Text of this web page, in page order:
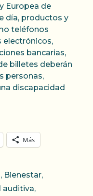
Europea de
día, productos y
teléfonos
electrónicos,
bancarias,
billetes deberán
personas,
discapacidad
Más
, Bienestar,
auditiva,